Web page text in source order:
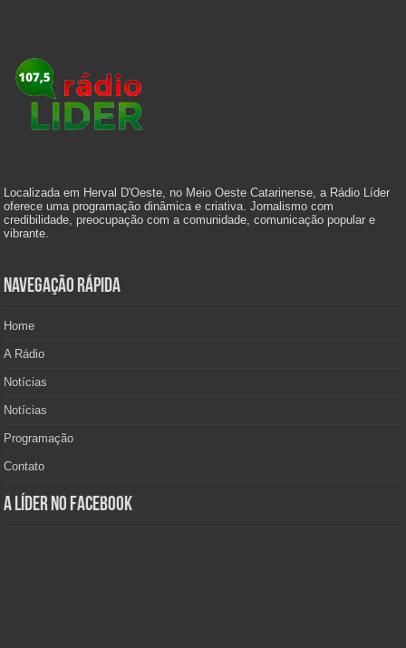
Localizada em Herval D'Oeste, no Meio Oeste Catarinense, a Rádio Líder
oferece uma programação dinâmica e criativa. Jornalismo com
credibilidade, preocupação com a comunidade, comunicação popular e
vibrante.
Navegação Rápida
Home
A Rádio
Notícias
Notícias
Programação
Contato
A Líder no Facebook